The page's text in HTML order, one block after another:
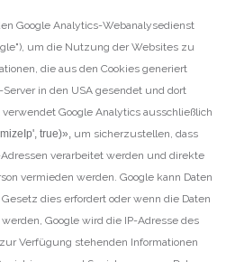
Google Analytics-Webanalysedienst
um die Nutzung der Websites zu
die aus den Cookies generiert
in den USA gesendet und dort
verwendet Google Analytics ausschließlich
true)», um sicherzustellen, dass
verarbeitet werden und direkte
vermieden werden. Google kann Daten
dies erfordert oder wenn die Daten
Google wird die IP-Adresse des
Verfügung stehenden Informationen